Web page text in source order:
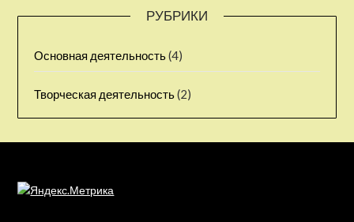
РУБРИКИ
Основная деятельность(4)
Творческая деятельность(2)